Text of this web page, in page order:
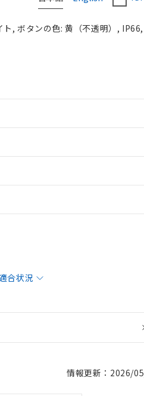
, ボタンの色: 黄（不透明）,
合状況
情報更新：2026/